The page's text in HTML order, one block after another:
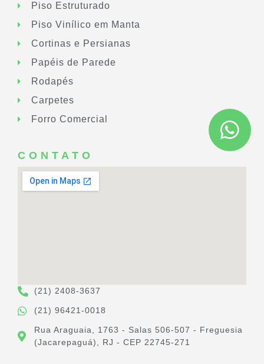
Piso Estruturado
Piso Vinílico em Manta
Cortinas e Persianas
Papéis de Parede
Rodapés
Carpetes
Forro Comercial
CONTATO
(21) 2408-3637
(21) 96421-0018
Rua Araguaia, 1763 - Salas 506-507 - Freguesia
(Jacarepaguá), RJ - CEP 22745-271